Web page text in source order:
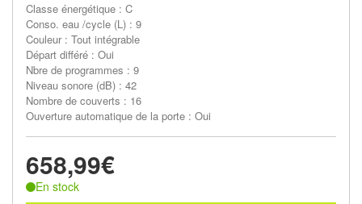
Classe énergétique : C
Conso. eau /cycle (L) : 9
Couleur : Tout intégrable
Départ différé : Oui
Nbre de programmes : 9
Niveau sonore (dB) : 42
Nombre de couverts : 16
Ouverture automatique de la porte : Oui
658,99€
En stock